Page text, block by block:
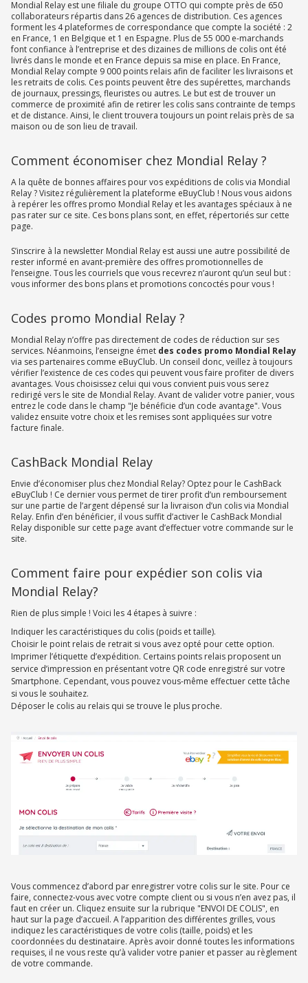
Mondial Relay est une filiale du groupe OTTO qui compte près de 650
collaborateurs répartis dans 26 agences de distribution. Ces agences
forment les 4 plateformes de correspondance que compte la société : 2
en France, 1 en Belgique et 1 en Espagne. Plus de 55 000 e-marchands
font confiance à l’entreprise et des dizaines de millions de colis ont été
livrés dans le monde et en France depuis sa mise en place. En France,
Mondial Relay compte 9 000 points relais afin de faciliter les livraisons et
les retraits de colis. Ces points peuvent être des supérettes, marchands
de journaux, pressings, fleuristes ou autres. Le but est de trouver un
commerce de proximité afin de retirer les colis sans contrainte de temps
et de distance. Ainsi, le client trouvera toujours un point relais près de sa
maison ou de son lieu de travail.
Comment économiser chez Mondial Relay ?
A la quête de bonnes affaires pour vos expéditions de colis via Mondial
Relay ? Visitez régulièrement la plateforme eBuyClub ! Nous vous aidons
à repérer les offres promo Mondial Relay et les avantages spéciaux à ne
pas rater sur ce site. Ces bons plans sont, en effet, répertoriés sur cette
page.
S’inscrire à la newsletter Mondial Relay est aussi une autre possibilité de
rester informé en avant-première des offres promotionnelles de
l’enseigne. Tous les courriels que vous recevrez n’auront qu’un seul but :
vous informer des bons plans et promotions concoctés pour vous !
Codes promo Mondial Relay ?
Mondial Relay n’offre pas directement de codes de réduction sur ses
services. Néanmoins, l’enseigne émet des codes promo Mondial Relay
via ses partenaires comme eBuyClub. Un conseil donc, veillez à toujours
vérifier l’existence de ces codes qui peuvent vous faire profiter de divers
avantages. Vous choisissez celui qui vous convient puis vous serez
redirigé vers le site de Mondial Relay. Avant de valider votre panier, vous
entrez le code dans le champ "Je bénéficie d’un code avantage". Vous
validez ensuite votre choix et les remises sont appliquées sur votre
facture finale.
CashBack Mondial Relay
Envie d’économiser plus chez Mondial Relay? Optez pour le CashBack
eBuyClub ! Ce dernier vous permet de tirer profit d’un remboursement
sur une partie de l’argent dépensé sur la livraison d’un colis via Mondial
Relay. Enfin d’en bénéficier, il vous suffit d’activer le CashBack Mondial
Relay disponible sur cette page avant d’effectuer votre commande sur le
site.
Comment faire pour expédier son colis via
Mondial Relay?
Rien de plus simple ! Voici les 4 étapes à suivre :
Indiquer les caractéristiques du colis (poids et taille).
Choisir le point relais de retrait si vous avez opté pour cette option.
Imprimer l’étiquette d’expédition. Certains points relais proposent un
service d’impression en présentant votre QR code enregistré sur votre
Smartphone. Cependant, vous pouvez vous-même effectuer cette tâche
si vous le souhaitez.
Déposer le colis au relais qui se trouve le plus proche.
Vous commencez d’abord par enregistrer votre colis sur le site. Pour ce
faire, connectez-vous avec votre compte client ou si vous n’en avez pas, il
faut en créer un. Cliquez ensuite sur la rubrique "ENVOI DE COLIS", en
haut sur la page d’accueil. A l’apparition des différentes grilles, vous
indiquez les caractéristiques de votre colis (taille, poids) et les
coordonnées du destinataire. Après avoir donné toutes les informations
requises, il ne vous reste qu’à valider votre panier et passer au règlement
de votre commande.